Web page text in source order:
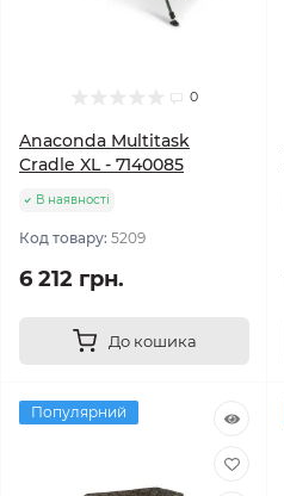
0
Anaconda Multitask
Cradle XL - 7140085
В наявності
Код товару: 5209
6 212 грн.
До кошика
Популярний